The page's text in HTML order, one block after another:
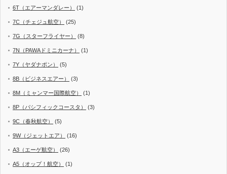
6T（エアーマンダレー） (1)
7C（チェジュ航空） (25)
7G（スターフライヤー） (8)
7N（PAWAドミニカーナ） (1)
7Y（ヤダナポン） (5)
8B（ビジネスエアー） (3)
8M（ミャンマー国際航空） (1)
8P（パシフィックコースタ） (3)
9C（春秋航空） (5)
9W（ジェットエア） (16)
A3（エーゲ航空） (26)
A5（オップ！航空） (1)